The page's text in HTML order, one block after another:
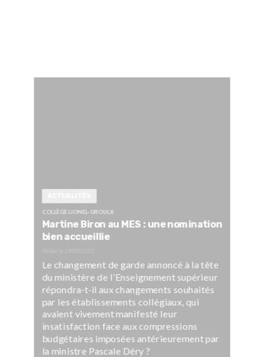
COLLÈGE LIONEL-GROULX
Martine Biron au MES : une nomination
bien accueillie
Le changement de garde annoncé à la tête
du ministère de l’Enseignement supérieur
répondra-t-il aux changements souhaités
par les établissements collégiaux, qui
avaient vivement manifesté leur
insatisfaction face aux compressions
budgétaires imposées antérieurement par
la ministre Pascale Déry ?